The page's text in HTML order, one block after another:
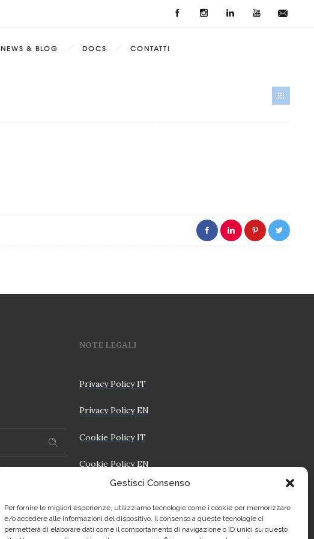
Gestisci Consenso
Per fornire le migliori esperienze, utilizziamo tecnologie come i cookie per memorizzare
e/o accedere alle informazioni del dispositivo. Il consenso a queste tecnologie ci
permetterà di elaborare dati come il comportamento di navigazione o ID unici su questo
NEWS & BLOG DOCS CONTATTI
NOTE LEGALI
Privacy Policy IT
Privacy Policy EN
Cookie Policy IT
Cookie Policy EN